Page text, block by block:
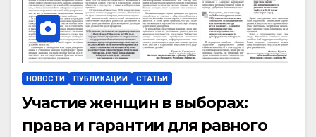
НОВОСТИ ПУБЛИКАЦИИ СТАТЬИ
Участие женщин в выборах:
права и гарантии для равного